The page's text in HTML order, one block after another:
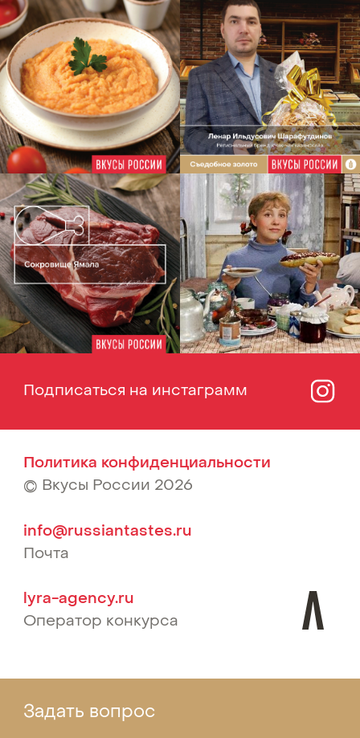
Политика конфиденциальности
© Вкусы России 2026
info@russiantastes.ru
Почта
lyra-agency.ru
Оператор конкурса
Задать вопрос